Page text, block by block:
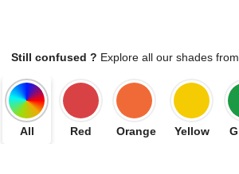
Still confused ? Explore all our shades
All Red Orange Yellow